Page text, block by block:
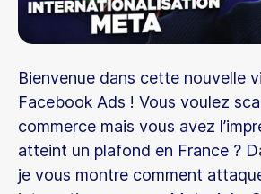
Bienvenue dans cette nouvelle
Facebook Ads ! Vous voulez
commerce mais vous avez
atteint un plafond en France ?
je vous montre comment